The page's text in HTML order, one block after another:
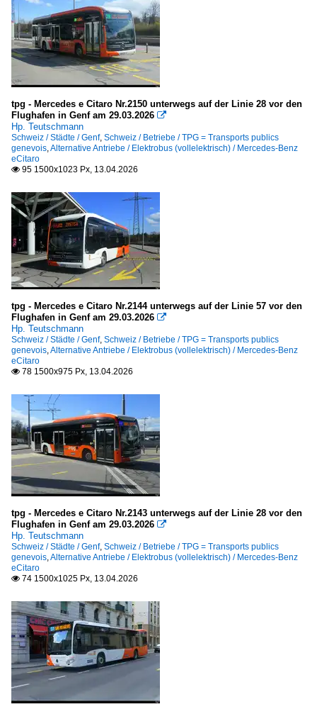
tpg - Mercedes e Citaro Nr.2150 unterwegs auf der Linie 28 vor den
Flughafen in Genf am 29.03.2026 
Hp. Teutschmann
Schweiz / Städte / Genf, Schweiz / Betriebe / TPG = Transports publics
genevois,Alternative Antriebe / Elektrobus (vollelektrisch) / Mercedes-Benz
eCitaro
 95 1500x1023 Px, 13.04.2026
tpg - Mercedes e Citaro Nr.2144 unterwegs auf der Linie 57 vor den
Flughafen in Genf am 29.03.2026 
Hp. Teutschmann
Schweiz / Städte / Genf, Schweiz / Betriebe / TPG = Transports publics
genevois,Alternative Antriebe / Elektrobus (vollelektrisch) / Mercedes-Benz
eCitaro
 78 1500x975 Px, 13.04.2026
tpg - Mercedes e Citaro Nr.2143 unterwegs auf der Linie 28 vor den
Flughafen in Genf am 29.03.2026 
Hp. Teutschmann
Schweiz / Städte / Genf, Schweiz / Betriebe / TPG = Transports publics
genevois,Alternative Antriebe / Elektrobus (vollelektrisch) / Mercedes-Benz
eCitaro
 74 1500x1025 Px, 13.04.2026